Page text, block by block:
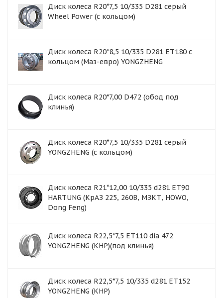
Диск колеса R20*7,5 10/335 D281 серый
Wheel Power (с кольцом)
Диск колеса R20*8,5 10/335 D281 ET180 с
кольцом (Маз-евро) YONGZHENG
Диск колеса R20*7,00 D472 (обод под
клинья)
Диск колеса R20*7,5 10/335 D281 серый
YONGZHENG (с кольцом)
Диск колеса R21*12,00 10/335 d281 ET90
HARTUNG (КрАЗ 225, 260В, МЗКТ, HOWO,
Dong Feng)
Диск колеса R22,5*7,5 ET110 dia 472
YONGZHENG (КНР)(под клинья)
Диск колеса R22,5*7,5 10/335 d281 ET152
YONGZHENG (КНР)